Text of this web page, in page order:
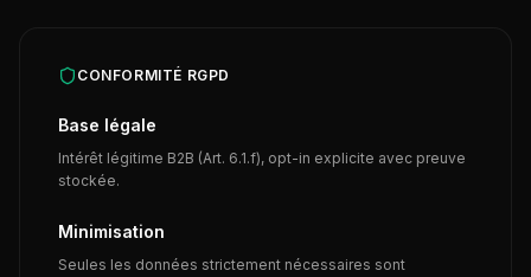
CONFORMITÉ RGPD
Base légale
Intérêt légitime B2B (Art. 6.1.f), opt-in explicite avec preuve
stockée.
Minimisation
Seules les données strictement nécessaires sont